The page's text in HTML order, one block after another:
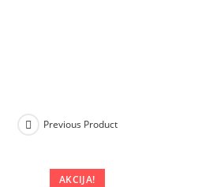
AKCIJA!
Previous Product